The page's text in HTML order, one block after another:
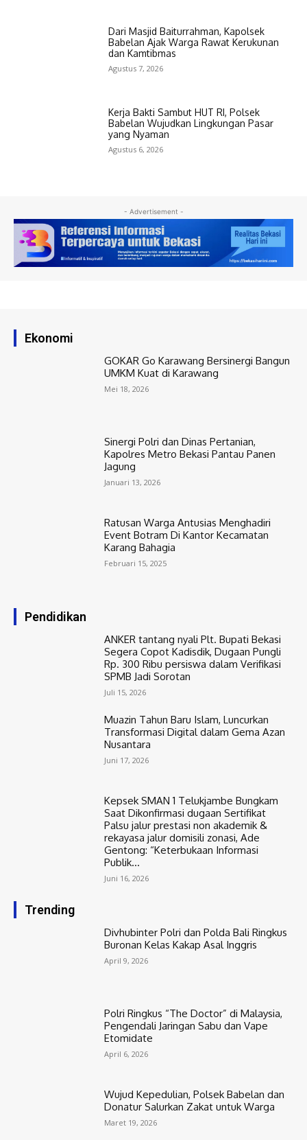
Dari Masjid Baiturrahman, Kapolsek
Babelan Ajak Warga Rawat Kerukunan
dan Kamtibmas
Agustus 7, 2026
Kerja Bakti Sambut HUT RI, Polsek
Babelan Wujudkan Lingkungan Pasar
yang Nyaman
Agustus 6, 2026
- Advertisement -
Ekonomi
GOKAR Go Karawang Bersinergi Bangun
UMKM Kuat di Karawang
Mei 18, 2026
Sinergi Polri dan Dinas Pertanian,
Kapolres Metro Bekasi Pantau Panen
Jagung
Januari 13, 2026
Ratusan Warga Antusias Menghadiri
Event Botram Di Kantor Kecamatan
Karang Bahagia
Februari 15, 2025
Pendidikan
ANKER tantang nyali Plt. Bupati Bekasi
Segera Copot Kadisdik, Dugaan Pungli
Rp. 300 Ribu persiswa dalam Verifikasi
SPMB Jadi Sorotan
Juli 15, 2026
Muazin Tahun Baru Islam, Luncurkan
Transformasi Digital dalam Gema Azan
Nusantara
Juni 17, 2026
Kepsek SMAN 1 Telukjambe Bungkam
Saat Dikonfirmasi dugaan Sertifikat
Palsu jalur prestasi non akademik &
rekayasa jalur domisili zonasi, Ade
Gentong: “Keterbukaan Informasi
Publik...
Juni 16, 2026
Trending
Divhubinter Polri dan Polda Bali Ringkus
Buronan Kelas Kakap Asal Inggris
April 9, 2026
Polri Ringkus “The Doctor” di Malaysia,
Pengendali Jaringan Sabu dan Vape
Etomidate
April 6, 2026
Wujud Kepedulian, Polsek Babelan dan
Donatur Salurkan Zakat untuk Warga
Maret 19, 2026